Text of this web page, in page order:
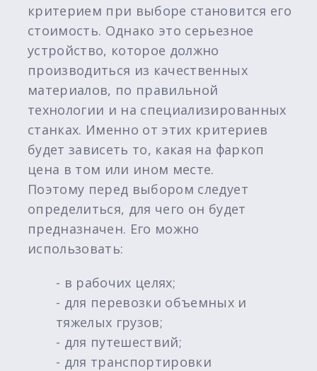
критерием при выборе становится его
стоимость. Однако это серьезное
устройство, которое должно
производиться из качественных
материалов, по правильной
технологии и на специализированных
станках. Именно от этих критериев
будет зависеть то, какая на фаркоп
цена в том или ином месте.
Поэтому перед выбором следует
определиться, для чего он будет
предназначен. Его можно
использовать:
- в рабочих целях;
- для перевозки объемных и
тяжелых грузов;
- для путешествий;
- для транспортировки